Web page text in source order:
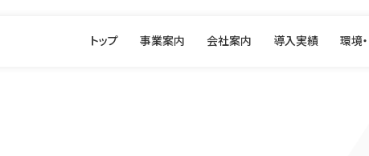
トップ 事業案内 会社案内 導入実績 環境